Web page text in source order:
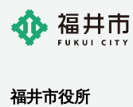
福井市役所